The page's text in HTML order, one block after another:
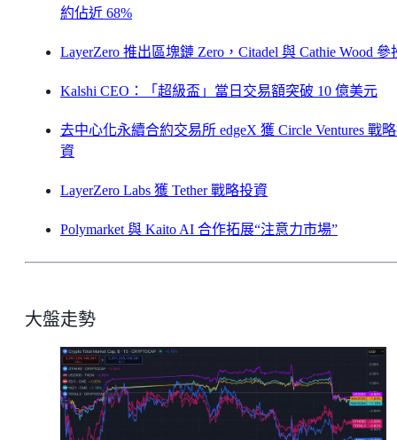
約佔近 68%
LayerZero 推出區塊鏈 Zero，Citadel 與 Cathie Wood 參
Kalshi CEO：「超級盃」當日交易額突破 10 億美元
去中心化永續合約交易所 edgeX 獲 Circle Ventures 戰
資
LayerZero Labs 獲 Tether 戰略投資
Polymarket 與 Kaito AI 合作拓展“注意力市場”
大盤走勢